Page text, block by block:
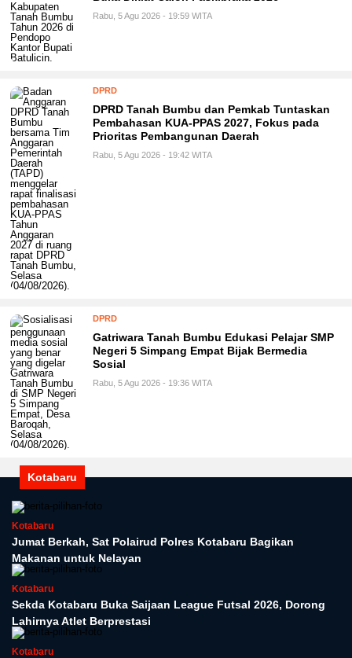
Rabu, 5 Agu 2026 - 19:59 WITA
DPRD
DPRD Tanah Bumbu dan Pemkab Tuntaskan
Pembahasan KUA-PPAS 2027, Fokus pada
Prioritas Pembangunan Daerah
Rabu, 5 Agu 2026 - 19:42 WITA
DPRD
Gatriwara Tanah Bumbu Edukasi Pelajar SMP
Negeri 5 Simpang Empat Bijak Bermedia
Sosial
Rabu, 5 Agu 2026 - 19:36 WITA
Kotabaru
Kotabaru
Jumat Berkah, Sat Polairud Polres Kotabaru Bagikan
Makanan untuk Nelayan
Kotabaru
Sekda Kotabaru Buka Saijaan League Futsal 2026, Dorong
Lahirnya Atlet Berprestasi
Kotabaru